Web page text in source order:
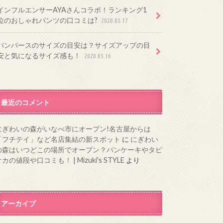
ンフルエンサーAYAさんコラボ！ランキング1
のおしゃれパンツの口コミは?
2020.05.17
ンパースのサイズの目安は？サイズアップの目
と気になるサイズ感も！
2020.05.16
最近のコメント
ぎわいの森がいなべ市にオープン!名古屋からは
フチテイ」など名店集結の新スポット に にぎわい
森はいつどこの場所でオープン？パンケーキやタピ
カの値段や口コミも！ | Mizuki's STYLE より
アーカイブ